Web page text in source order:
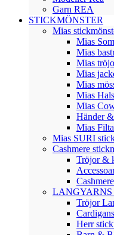
Garn REA
STICKMÖNSTER
Mias
Mias
Mias
Mias
Mias
Mias
Mias
Mias
Händer
Mias
Mias SURI
Cashmere
Tröjor &
LANGYARNS
Tröjor
Herr